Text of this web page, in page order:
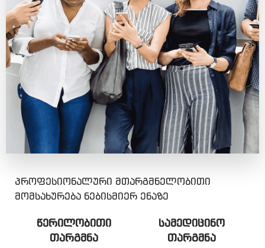
პროფესიონალური მთარგმნელობითი
მომსახურება ნებისმიერ ენაზე
ᲬᲔᲠᲘᲚᲝᲑᲘᲗᲘ
ᲗᲐᲠᲒᲛᲜᲐ
ᲡᲐᲛᲔᲓᲘᲪᲘᲜᲝ
ᲗᲐᲠᲒᲛᲜᲐ